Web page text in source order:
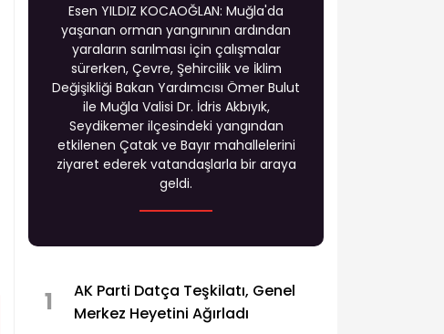
Esen YILDIZ KOCAOĞLAN: Muğla'da
yaşanan orman yangınının ardından
yaraların sarılması için çalışmalar
sürerken, Çevre, Şehircilik ve İklim
Değişikliği Bakan Yardımcısı Ömer Bulut
ile Muğla Valisi Dr. İdris Akbıyık,
Seydikemer ilçesindeki yangından
etkilenen Çatak ve Bayır mahallelerini
ziyaret ederek vatandaşlarla bir araya
geldi.
1
AK Parti Datça Teşkilatı, Genel
Merkez Heyetini Ağırladı